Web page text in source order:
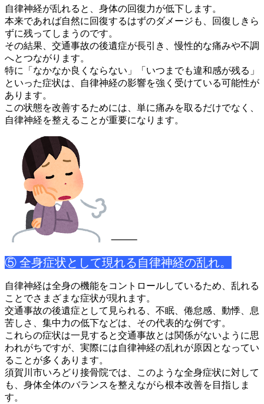
自律神経が乱れると、身体の回復力が低下します。
本来であれば自然に回復するはずのダメージも、回復しきら
ずに残ってしまうのです。
その結果、交通事故の後遺症が長引き、慢性的な痛みや不調
へとつながります。
特に「なかなか良くならない」「いつまでも違和感が残る」
といった症状は、自律神経の影響を強く受けている可能性が
あります。
この状態を改善するためには、単に痛みを取るだけでなく、
自律神経を整えることが重要になります。
⸻
⑤ 全身症状として現れる自律神経の乱れ。
自律神経は全身の機能をコントロールしているため、乱れる
ことでさまざまな症状が現れます。
交通事故の後遺症として見られる、不眠、倦怠感、動悸、息
苦しさ
、集中力の低下などは、その代表的な例です。
これらの症状は一見すると交通事故とは関係がないように思
われがちですが、実際には自律神経の乱れが原因となってい
ることが多く あります。
須賀川市いろどり接骨院では、このような全身症状に対して
も、身体全体のバランスを整えながら根本改善を目指しま
す。